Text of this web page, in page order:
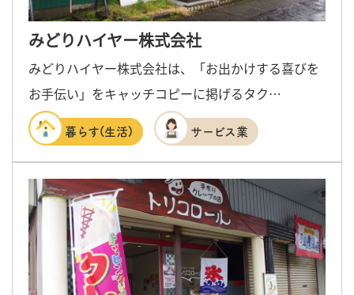
みどりハイヤー株式会社
みどりハイヤー株式会社は、「お出かけする喜びを
お手伝い」をキャッチコピーに掲げるタク…
暮らす(生活) サービス業